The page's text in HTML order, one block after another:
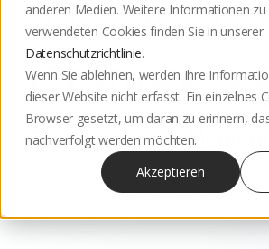
anderen Medien. Weitere Informationen
verwendeten Cookies finden Sie in unserer
Datenschutzrichtlinie.
Wenn Sie ablehnen, werden Ihre
dieser Website nicht erfasst. Ein einzelnes
Browser gesetzt, um daran zu erinnern,
nachverfolgt werden möchten.
Akzeptieren
MEDIATION LERNEN.
KOMPETENZEN
Einblicke in die
Fachwissen, Praxisbeispiele
Konfliktmanagement und